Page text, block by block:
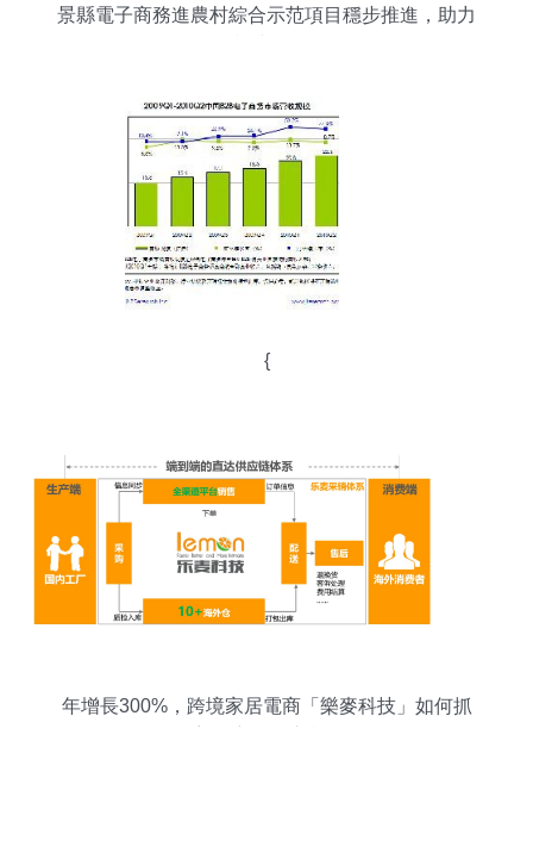
景縣電子商務進農村綜合示范項目穩步推進，助力
{
年增長300%，跨境家居電商「樂麥科技」如何抓